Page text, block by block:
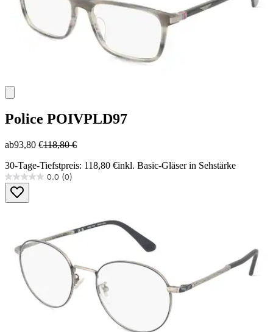
Police POIVPLD97
ab93,80 €118,80 €
30-Tage-Tiefstpreis: 118,80 €inkl. Basic-Gläser in Sehstärke
0.0 (0)
0.0
von
5